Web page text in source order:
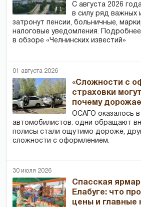
С августа 2026
в силу ряд важных
затронут пенсии, больничные,
налоговые уведомления.
в обзоре «Челнинских известий»
01 августа 2026
«Сложности с
страховки
почему
ОСАГО оказалось
автомобилистов: одни обращают
полисы стали ощутимо дороже,
сложности с оформлением.
30 июля 2026
Спасская
Елабуге: что
цены и главные